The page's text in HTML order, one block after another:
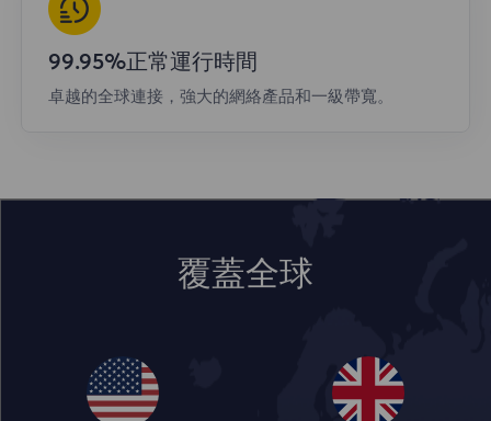
99.95%正常運行時間
卓越的全球連接，強大的網絡產品和一級帶寬。
覆蓋全球